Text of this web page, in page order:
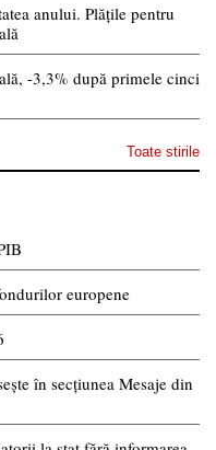
anului. Plățile pentru
-3,3% după primele cinci
Toate stirile
europene
în secțiunea Mesaje din